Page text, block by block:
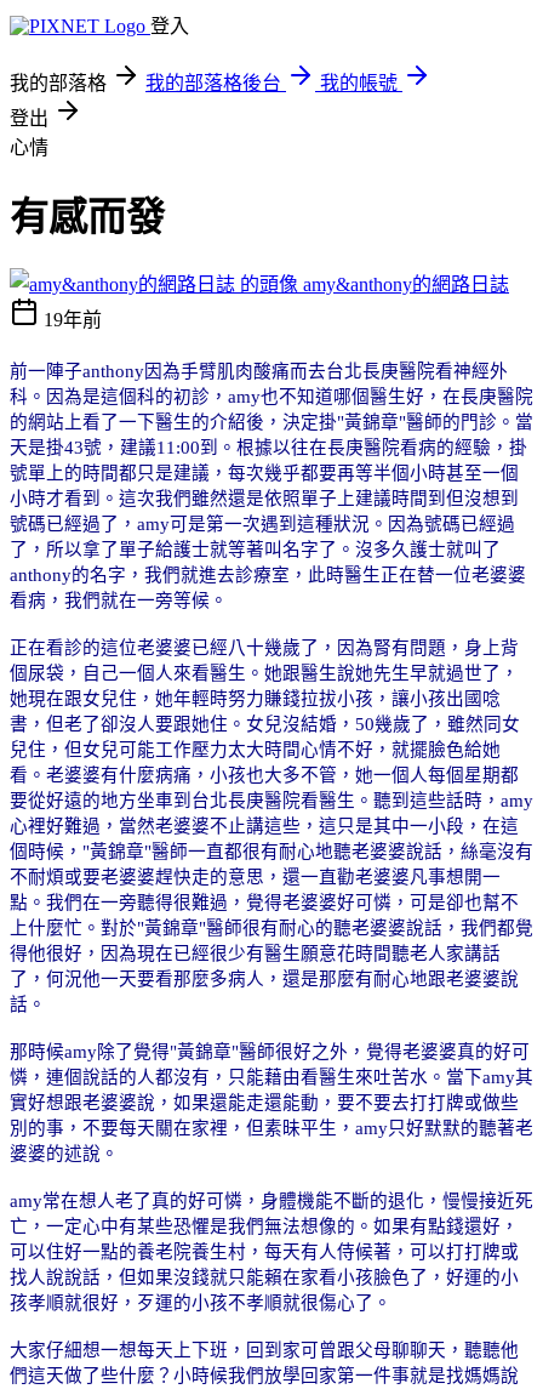
登入
我的部落格 我的部落格後台
我的帳號
登出
心情
有感而發
amy&anthony的網路日誌
19年前
前一陣子anthony因為手臂肌肉酸痛而去台北長庚醫院看神經外
科。因為是這個科的初診， amy也不知道哪個醫生好，在長庚醫院
的網站上看了一下醫生的介紹後，決定掛"黃錦章"醫師的門診。當
天是掛43號，建議11:00到。根據以往在長庚醫院看病的經驗，掛
號單上的時間都只是建議，每次幾乎都要再等半個小時甚至一個
小時才看到。這次我們雖然還是依照單子上建議時間到但沒想到
號碼已經過了， amy可是第一次遇到這種狀況。因為號碼已經過
了，所以拿了單子給護士就等著叫名字了。沒多久護士就叫了
anthony的名字，我們就進去診療室，此時醫生正在替一位老婆婆
看病，我們就在一旁等候。
正在看診的這位老婆婆已經八十幾歲了，因為腎有問題，身上背
個尿袋，自己一個人來看醫生。她跟醫生說她先生早就過世了，
她現在跟女兒住，她年輕時努力賺錢拉拔小孩，讓小孩出國唸
書，但老了卻沒人要跟她住。女兒沒結婚， 50幾歲了，雖然同女
兒住，但女兒可能工作壓力太大時間心情不好，就擺臉色給她
看。老婆婆有什麼病痛，小孩也大多不管，她一個人每個星期都
要從好遠的地方坐車到台北長庚醫院看醫生。聽到這些話時， amy
心裡好難過，當然老婆婆不止講這些，這只是其中一小段，在這
個時候， "黃錦章"醫師一直都很有耐心地聽老婆婆說話，絲毫沒有
不耐煩或要老婆婆趕快走的意思，還一直勸老婆婆凡事想開一
點。我們在一旁聽得很難過，覺得老婆婆好可憐，可是卻也幫不
上什麼忙。對於"黃錦章"醫師很有耐心的聽老婆婆說話，我們都覺
得他很好，因為現在已經很少有醫生願意花時間聽老人家講話
了，何況他一天要看那麼多病人，還是那麼有耐心地跟老婆婆說
話。
那時候amy除了覺得"黃錦章"醫師很好之外，覺得老婆婆真的好可
憐，連個說話的人都沒有，只能藉由看醫生來吐苦水。當下amy其
實好想跟老婆婆說，如果還能走還能動，要不要去打打牌或做些
別的事，不要每天關在家裡，但素昧平生， amy只好默默的聽著老
婆婆的述說。
amy常在想人老了真的好可憐，身體機能不斷的退化，慢慢接近死
亡，一定心中有某些恐懼是我們無法想像的。如果有點錢還好，
可以住好一點的養老院養生村，每天有人侍候著，可以打打牌或
找人說說話，但如果沒錢就只能賴在家看小孩臉色了，好運的小
孩孝順就很好，歹運的小孩不孝順就很傷心了。
大家仔細想一想每天上下班，回到家可曾跟父母聊聊天，聽聽他
們這天做了些什麼？小時候我們放學回家第一件事就是找媽媽說